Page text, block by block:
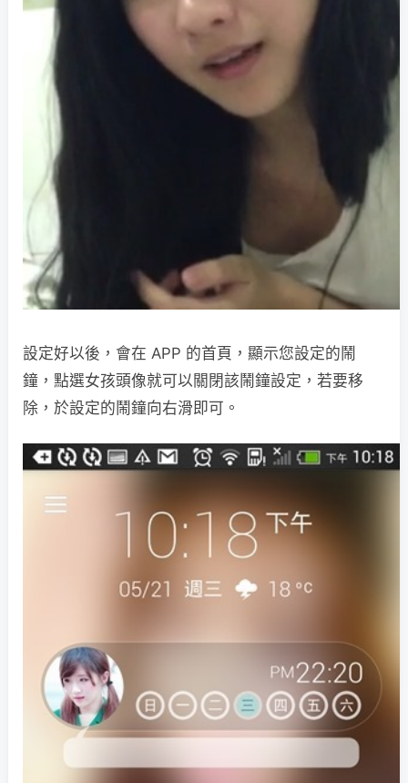
設定好以後，會在 APP 的首頁，顯示您設定的鬧
鐘，點選女孩頭像就可以關閉該鬧鐘設定，若要移
除，於設定的鬧鐘向右滑即可。